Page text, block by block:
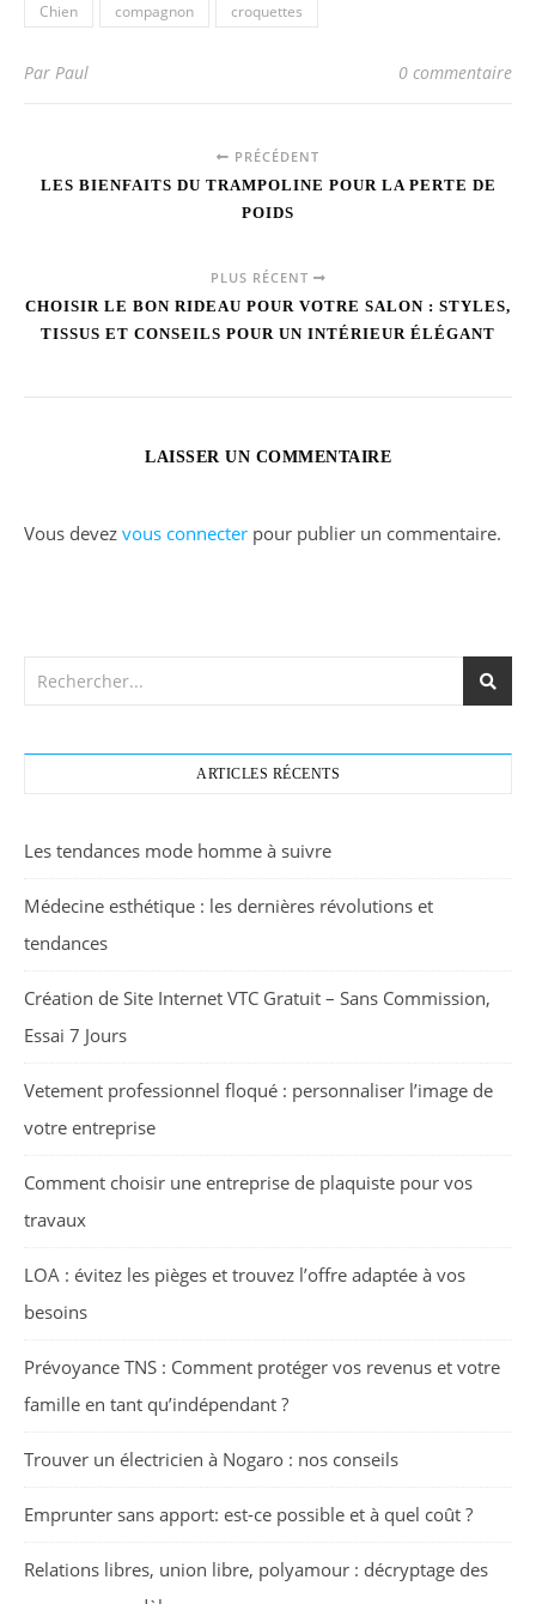
Chien compagnon croquettes
Par Paul 0 commentaire
PRÉCÉDENT
LES BIENFAITS DU TRAMPOLINE POUR LA PERTE DE
POIDS
PLUS RÉCENT
CHOISIR LE BON RIDEAU POUR VOTRE SALON : STYLES,
TISSUS ET CONSEILS POUR UN INTÉRIEUR ÉLÉGANT
LAISSER UN COMMENTAIRE
Vous devez vous connecter pour publier un commentaire.
ARTICLES RÉCENTS
Les tendances mode homme à suivre
Médecine esthétique : les dernières révolutions et
tendances
Création de Site Internet VTC Gratuit – Sans Commission,
Essai 7 Jours
Vetement professionnel floqué : personnaliser l’image de
votre entreprise
Comment choisir une entreprise de plaquiste pour vos
travaux
LOA : évitez les pièges et trouvez l’offre adaptée à vos
besoins
Prévoyance TNS : Comment protéger vos revenus et votre
famille en tant qu’indépendant ?
Trouver un électricien à Nogaro : nos conseils
Emprunter sans apport: est-ce possible et à quel coût ?
Relations libres, union libre, polyamour : décryptage des